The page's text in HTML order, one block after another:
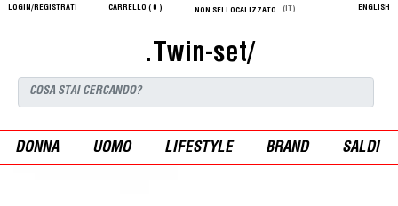
LOGIN/REGISTRATI CARRELLO ( 0 ) NON SEI LOCALIZZATO (IT) ENGLISH
.Twin-set/
DONNA UOMO LIFESTYLE BRAND SALDI